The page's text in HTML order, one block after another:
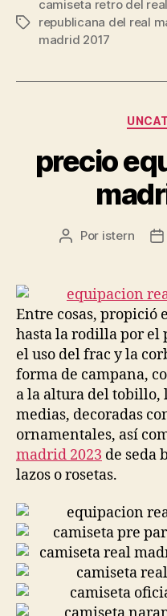
Etiquetas
camiseta retro del
republicana del real
madrid 2017
precio
Autor
entrada
Por istern
Entre cosas, propició
hasta la rodilla por el
el uso del frac y la
forma de campana,
a la altura del tobillo,
medias, decoradas
ornamentales, así
madrid 2023 de seda
lazos o rosetas.